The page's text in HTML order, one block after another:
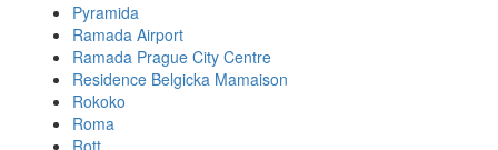
Pyramida
Ramada Airport
Ramada Prague City Centre
Residence Belgicka Mamaison
Rokoko
Roma
Rott